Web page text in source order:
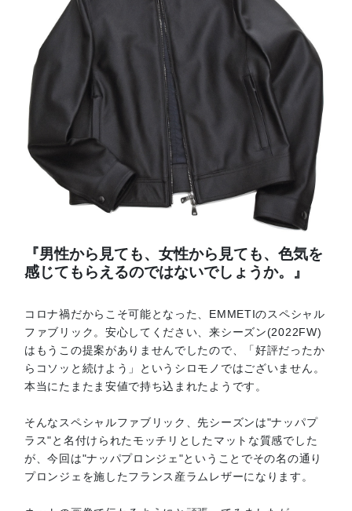
『男性から見ても、女性から見ても、色気を
感じてもらえるのではないでしょうか。』
コロナ禍だからこそ可能となった、EMMETIのスペシャル
ファブリック。安心してください、来シーズン(2022FW)
はもうこの提案がありませんでしたので、「好評だったか
らコソッと続けよう」というシロモノではございません。
本当にたまたま安値で持ち込まれたようです。
そんなスペシャルファブリック、先シーズンは"ナッパプ
ラス"と名付けられたモッチリとしたマットな質感でした
が、今回は"ナッパプロンジェ"ということでその名の通り
プロンジェを施したフランス産ラムレザーになります。